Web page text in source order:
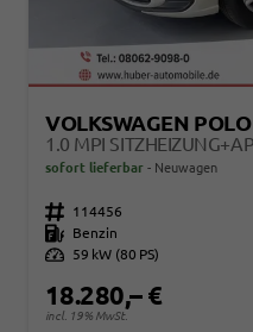
VOLKSWAGEN POLO
sofort lieferbar Neuwagen
Fahrzeugnr. 114456
Kraftstoff
Benzin
Leistung
59 kW (80 PS)
18.280,– €
incl. 19% MwSt.